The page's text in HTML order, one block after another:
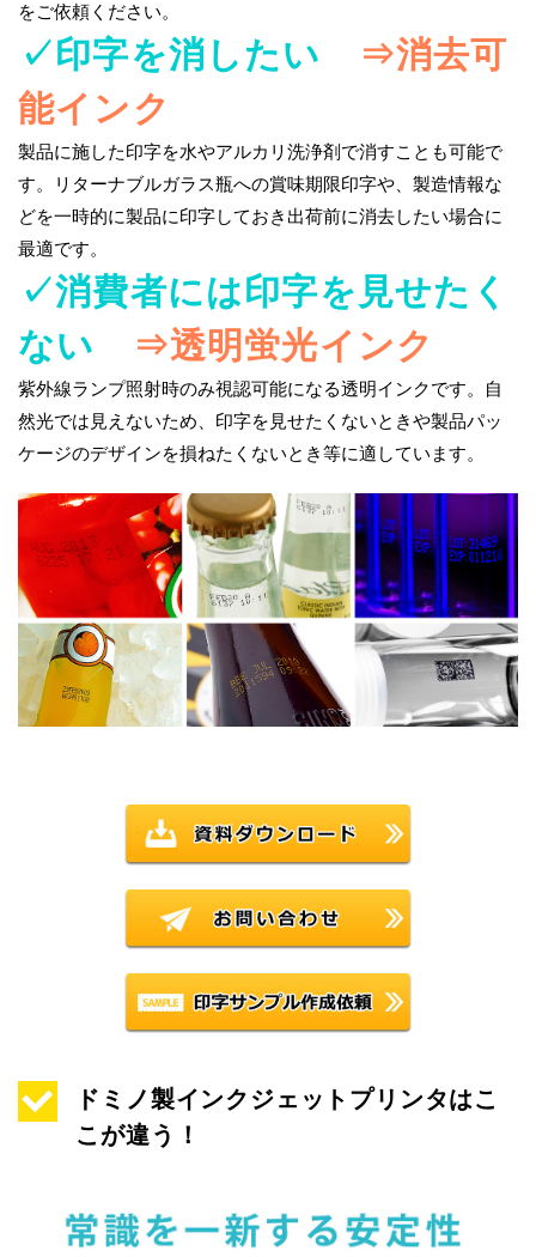
をご依頼ください。
✓印字を消したい
⇒消去可
能インク
製品に施した印字を水やアルカリ洗浄剤で消すことも可能で
す。リターナブルガラス瓶への賞味期限印字や、製造情報な
どを一時的に製品に印字しておき出荷前に消去したい場合に
最適です。
✓消費者には印字を見せたく
ない
⇒透明蛍光インク
紫外線ランプ照射時のみ視認可能になる透明インクです。自
然光では見えないため、印字を見せたくないときや製品パッ
ケージのデザインを損ねたくないとき等に適しています。
ドミノ製インクジェットプリンタはこ
こが違う！